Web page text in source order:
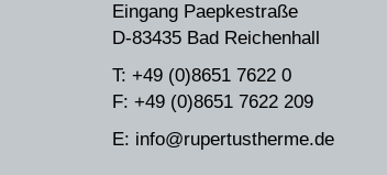
Eingang Paepkestraße
D-83435 Bad Reichenhall
T: +49 (0)8651 7622 0
F: +49 (0)8651 7622 209
E: info@rupertustherme.de